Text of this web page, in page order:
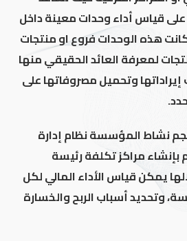
على قياس أداء وحدات معينة داخل
هذه الوحدات فروع او منتجات
لمعرفة العائد الحقيقي منها
وتحميل مصروفاتها على
نشاط المؤسسة نظام إدارة
بإنشاء مراكز تكلفة رئيسة
يمكن قياس الأداء المالي لكل
وتحديد أسباب الربح والخسارة